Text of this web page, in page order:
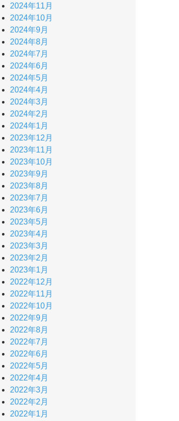
2024年11月
2024年10月
2024年9月
2024年8月
2024年7月
2024年6月
2024年5月
2024年4月
2024年3月
2024年2月
2024年1月
2023年12月
2023年11月
2023年10月
2023年9月
2023年8月
2023年7月
2023年6月
2023年5月
2023年4月
2023年3月
2023年2月
2023年1月
2022年12月
2022年11月
2022年10月
2022年9月
2022年8月
2022年7月
2022年6月
2022年5月
2022年4月
2022年3月
2022年2月
2022年1月